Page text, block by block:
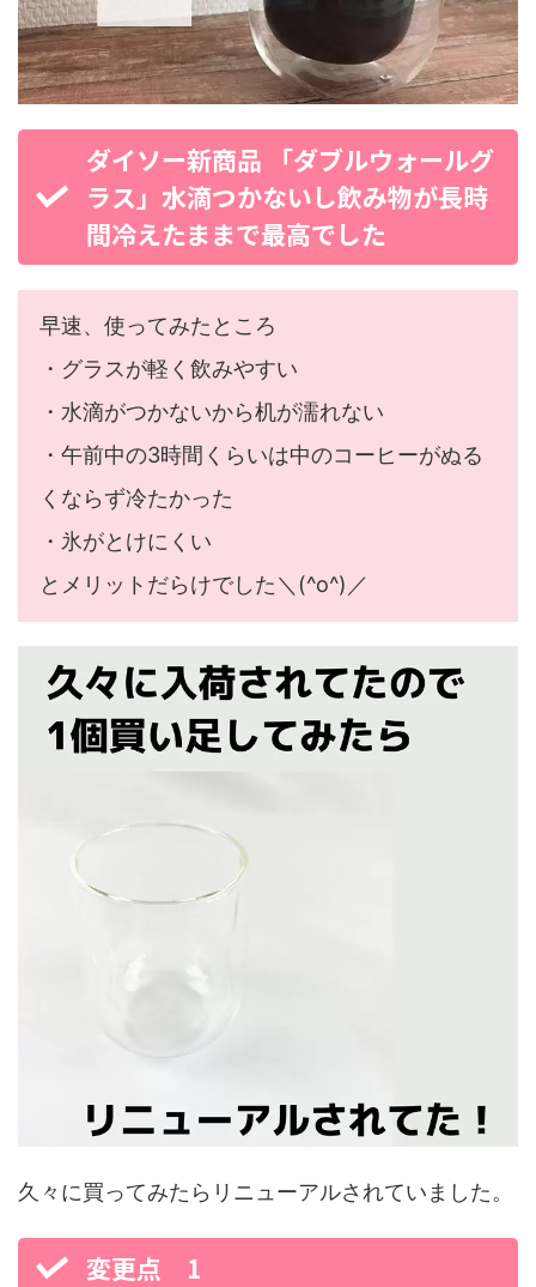
ダイソー新商品 「ダブルウォールグ
ラス」水滴つかないし飲み物が長時
間冷えたままで最高でした
早速、使ってみたところ
・グラスが軽く飲みやすい
・水滴がつかないから机が濡れない
・午前中の3時間くらいは中のコーヒーがぬる
くならず冷たかった
・氷がとけにくい
とメリットだらけでした＼(^o^)／
久々に買ってみたらリニューアルされていました。
変更点 1